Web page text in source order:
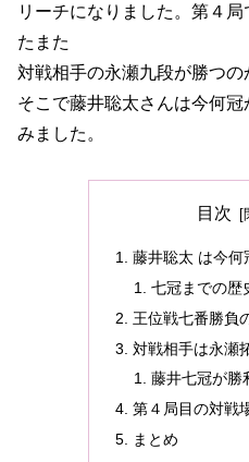
リーチになりました。第４
たまた
対戦相手の永瀬九段が勝つの
そこで藤井聡太さんは今何
みました。
目次
藤井聡太 は今何
七冠までの歴
王位戦七番勝負
対戦相手は永瀬
藤井七冠が勝
第４局目の対戦
まとめ